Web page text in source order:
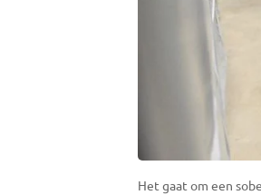
Het gaat om een